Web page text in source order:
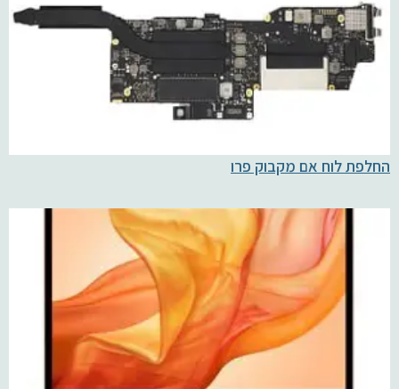
החלפת לוח אם מקבוק פרו